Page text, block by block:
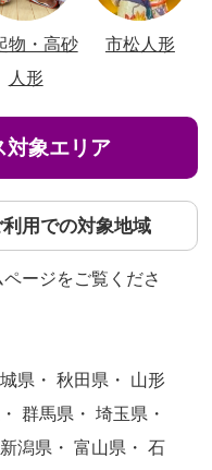
物・高砂
人形
市松人形
対象エリア
利用での対象地域
ージをご覧くださ
県・ 秋田県・ 山形
群馬県・ 埼玉県・
潟県・ 富山県・ 石